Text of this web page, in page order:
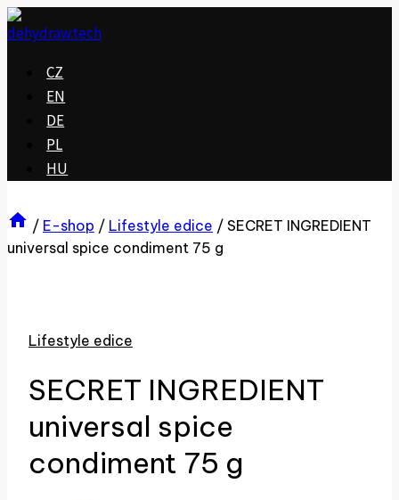
Přeskočit
na
CZ
EN
DE
PL
HU
/ E-shop / Lifestyle edice / SECRET INGREDIENT
universal spice condiment 75 g
Lifestyle edice
SECRET INGREDIENT
universal spice
condiment 75 g